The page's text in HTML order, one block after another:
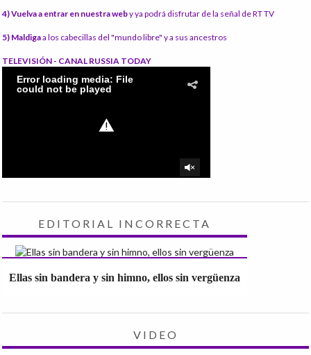
4) Vuelva a entrar en nuestra weby ya podrá disfrutar de la señal de RT TV
5) Maldigaa los cabecillas del "mundo libre" y a sus ancestros
TELEVISIÓN - CANAL RUSSIA TODAY
EDITORIAL INCORRECTA
Ellas sin bandera y sin himno, ellos sin vergüenza
VIDEO